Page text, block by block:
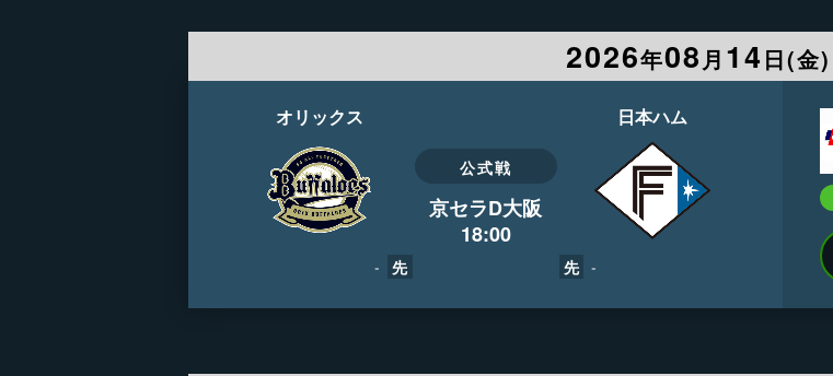
2026年08月 14 日(金)
オリックス
- 先
公式戦
京セラD大阪
18:00
日本ハム
先 -